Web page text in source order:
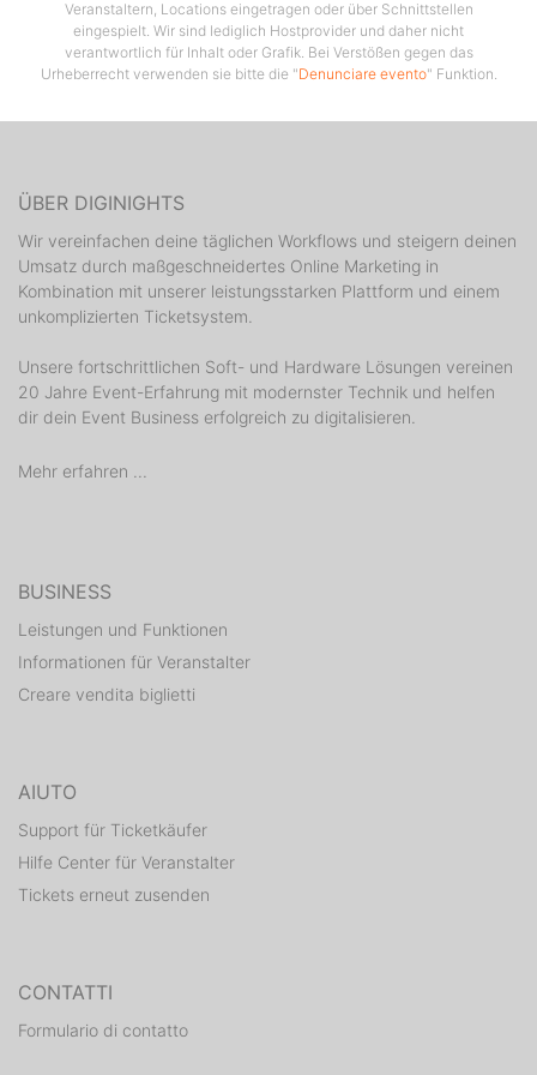
Veranstaltern, Locations eingetragen oder über Schnittstellen
eingespielt. Wir sind lediglich Hostprovider und daher nicht
verantwortlich für Inhalt oder Grafik. Bei Verstößen gegen das
Urheberrecht verwenden sie bitte die "Denunciare evento" Funktion.
ÜBER DIGINIGHTS
Wir vereinfachen deine täglichen Workflows und steigern deinen
Umsatz durch maßgeschneidertes Online Marketing in
Kombination mit unserer leistungsstarken Plattform und einem
unkomplizierten Ticketsystem.
Unsere fortschrittlichen Soft- und Hardware Lösungen vereinen
20 Jahre Event-Erfahrung mit modernster Technik und helfen
dir dein Event Business erfolgreich zu digitalisieren.
Mehr erfahren ...
BUSINESS
Leistungen und Funktionen
Informationen für Veranstalter
Creare vendita biglietti
AIUTO
Support für Ticketkäufer
Hilfe Center für Veranstalter
Tickets erneut zusenden
CONTATTI
Formulario di contatto